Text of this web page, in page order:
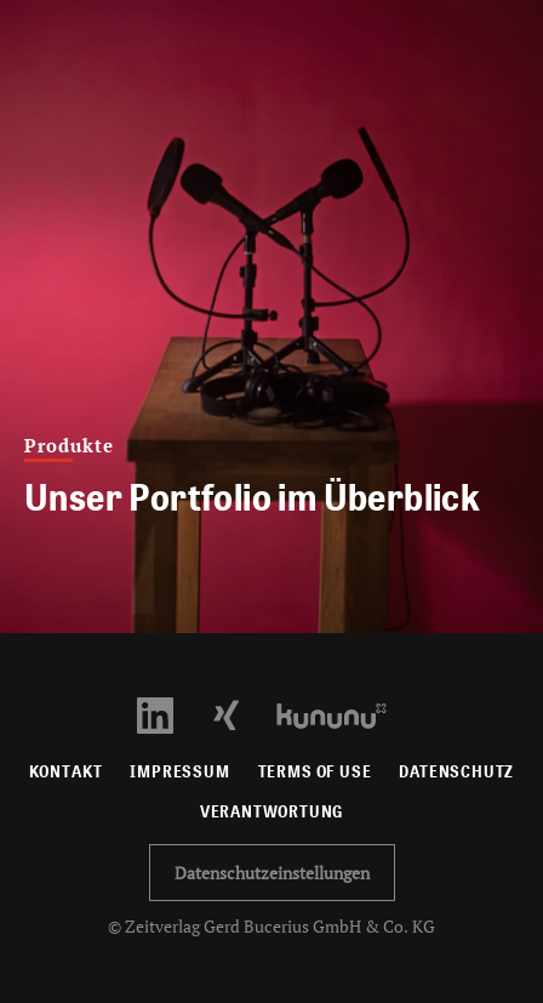
Produkte
Unser Portfolio im Überblick
KONTAKT IMPRESSUM TERMS OF USE DATENSCHUTZ
VERANTWORTUNG
Datenschutzeinstellungen
© Zeitverlag Gerd Bucerius GmbH & Co. KG